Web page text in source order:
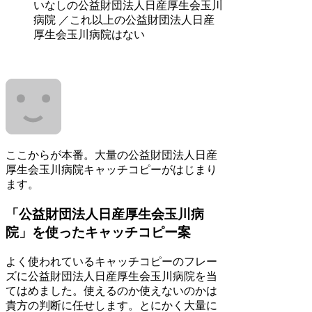
いなしの公益財団法人日産厚生会玉川
病院 ／これ以上の公益財団法人日産
厚生会玉川病院はない
ここからが本番。大量の公益財団法人日産
厚生会玉川病院キャッチコピーがはじまり
ます。
「公益財団法人日産厚生会玉川病
院」を使ったキャッチコピー案
よく使われているキャッチコピーのフレー
ズに公益財団法人日産厚生会玉川病院を当
てはめました。使えるのか使えないのかは
貴方の判断に任せします。とにかく大量に